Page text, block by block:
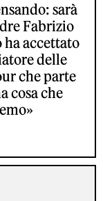
sarà
Fabrizio
ha accettato
delle
che parte
cosa che